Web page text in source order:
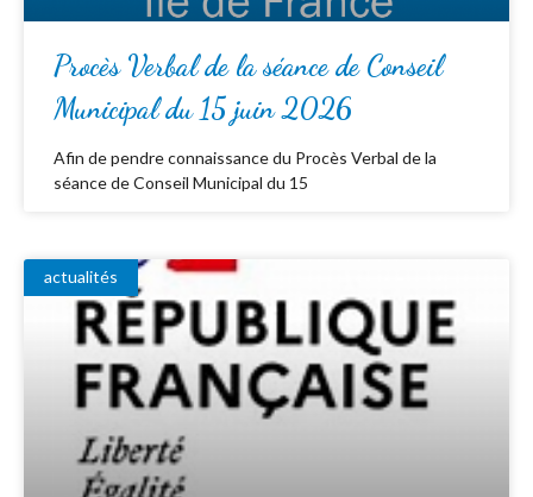
Procès Verbal de la séance de Conseil
Municipal du 15 juin 2026
Afin de pendre connaissance du Procès Verbal de la
séance de Conseil Municipal du 15
actualités